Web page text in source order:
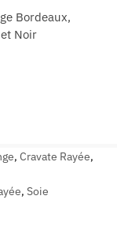
Bordeaux,
Noir
, Cravate Rayée,
, Soie